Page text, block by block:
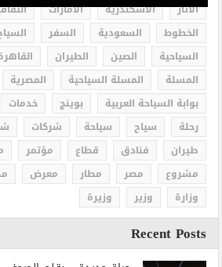
الاثار الاسكندرية الامارات
الخطوط
السعودية السفر
السياحية
الصين الطيران
المسلة
المسلة السياحية المصرية
بوابة السياحة العربية
بوينج خدمات
رحلة
سياح سياحة شركات
طيران
فنادق قطاع مؤتمر
مشروع
مصر مطار معرض
وزارة
وزير وزيرة
Recent Posts